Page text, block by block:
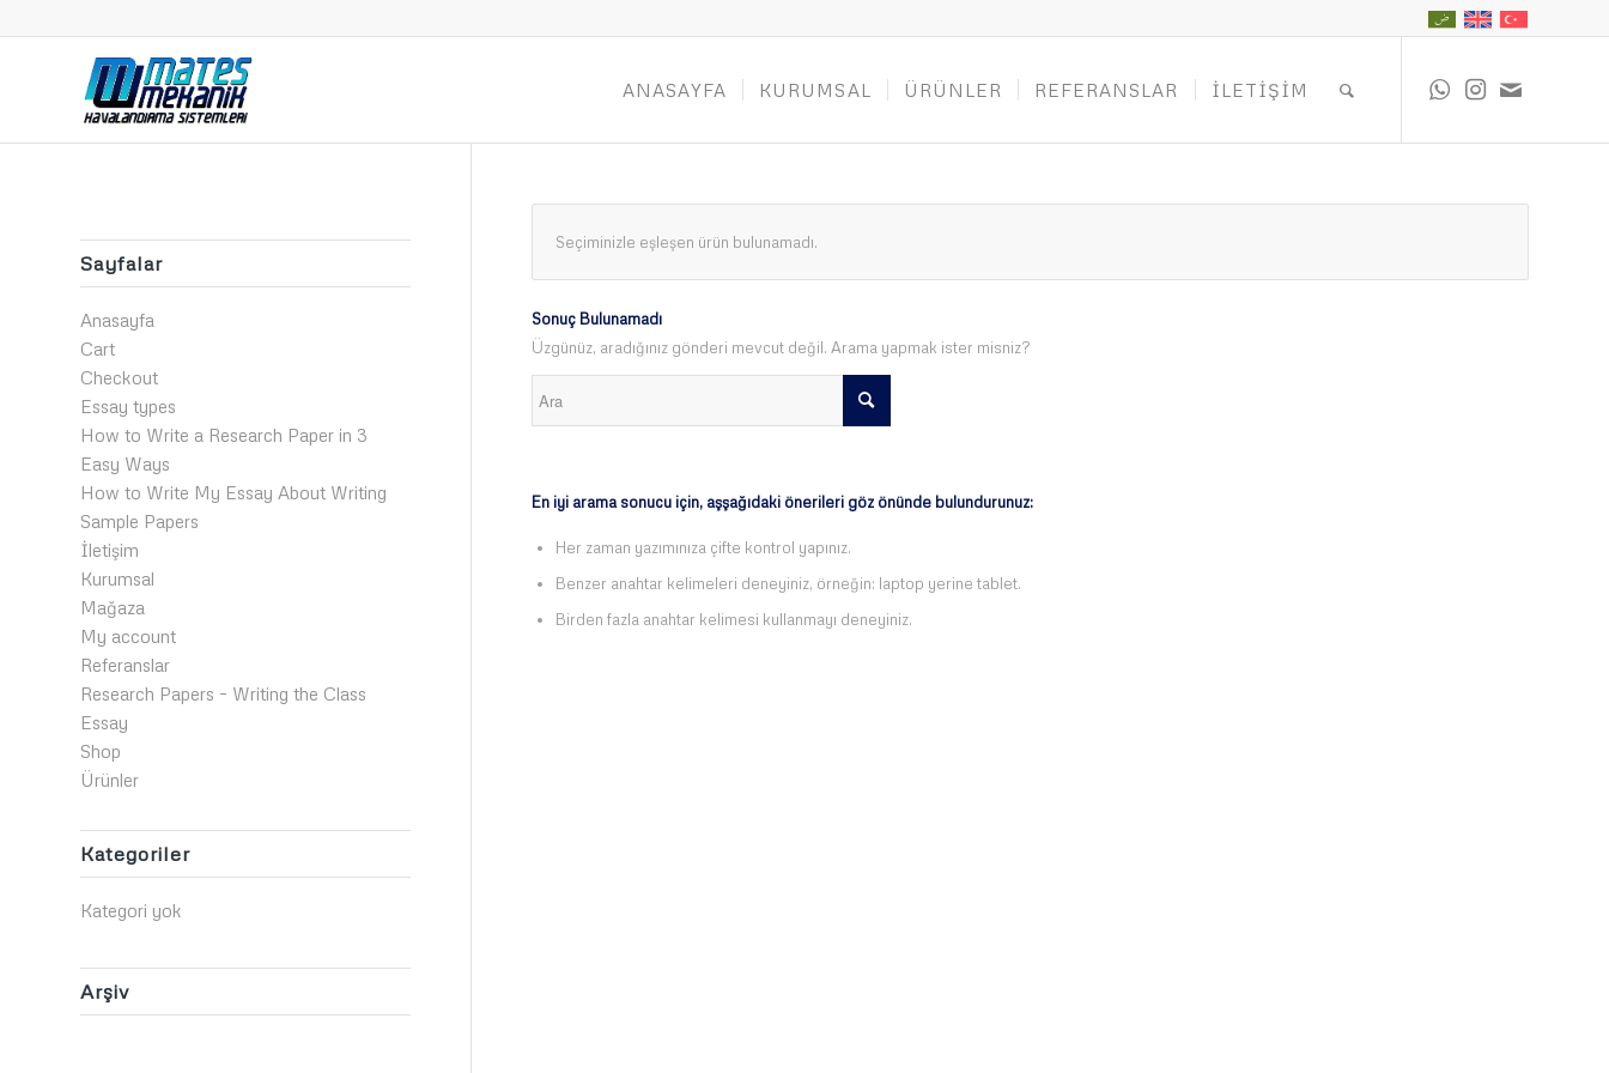
ANASAYFA KURUMSAL ÜRÜNLER REFERANSLAR İLETIŞIM
Seçiminizle eşleşen ürün bulunamadı.
Sonuç Bulunamadı
Üzgünüz, aradığınız gönderi mevcut değil. Arama yapmak ister misniz?
En iyi arama sonucu için, aşşağıdaki önerileri göz önünde bulundurunuz:
Her zaman yazımınıza çifte kontrol yapınız.
Benzer anahtar kelimeleri deneyiniz, örneğin: laptop yerine tablet.
Birden fazla anahtar kelimesi kullanmayı deneyiniz.
Sayfalar
Anasayfa
Cart
Checkout
Essay types
How to Write a Research Paper in 3
Easy Ways
How to Write My Essay About Writing
Sample Papers
İletişim
Kurumsal
Mağaza
My account
Referanslar
Research Papers – Writing the Class
Essay
Shop
Ürünler
Kategoriler
Kategori yok
Arşiv